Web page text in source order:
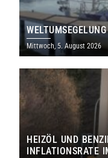
Mittwoch, 5. August 2026
HEIZÖL UND